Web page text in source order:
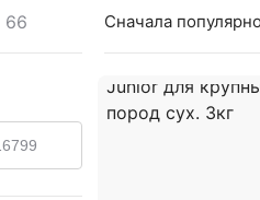
для щенков Мираторг
66 Сначала